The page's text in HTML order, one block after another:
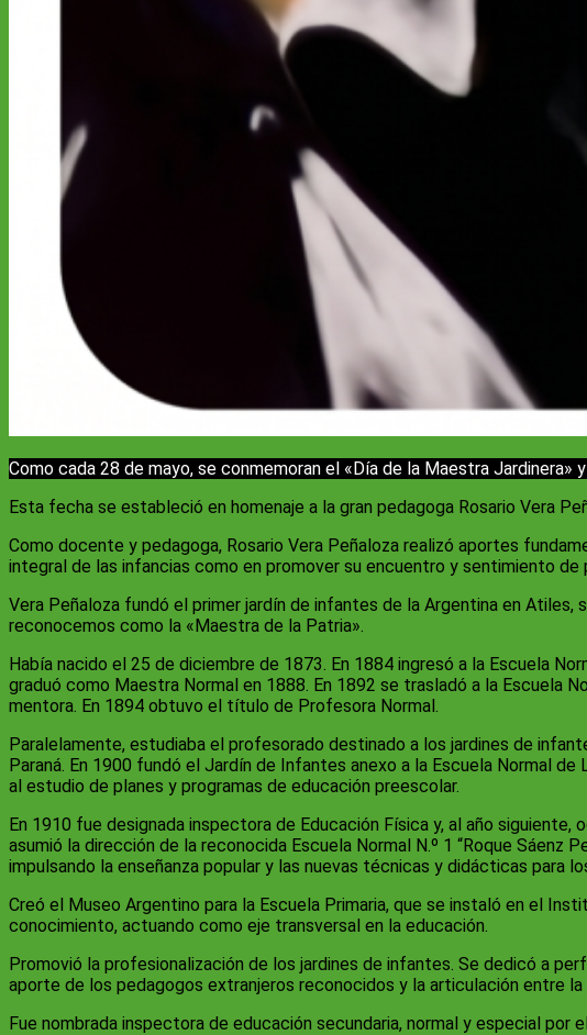
Como cada 28 de mayo, se conmemoran el «Día de la Maestra Jardinera»
Esta fecha se estableció en homenaje a la gran pedagoga Rosario Vera
Como docente y pedagoga, Rosario Vera Peñaloza realizó aportes
integral de las infancias como en promover su encuentro y sentimiento
Vera Peñaloza fundó el primer jardín de infantes de la Argentina en
reconocemos como la «Maestra de la Patria».
Había nacido el 25 de diciembre de 1873. En 1884 ingresó a la Escuela
graduó como Maestra Normal en 1888. En 1892 se trasladó a la Escuela
mentora. En 1894 obtuvo el título de Profesora Normal.
Paralelamente, estudiaba el profesorado destinado a los jardines de
Paraná. En 1900 fundó el Jardín de Infantes anexo a la Escuela Normal
al estudio de planes y programas de educación preescolar.
En 1910 fue designada inspectora de Educación Física y, al año siguiente,
asumió la dirección de la reconocida Escuela Normal N.º 1 “Roque Sáenz
impulsando la enseñanza popular y las nuevas técnicas y didácticas para
Creó el Museo Argentino para la Escuela Primaria, que se instaló en el
conocimiento, actuando como eje transversal en la educación.
Promovió la profesionalización de los jardines de infantes. Se dedicó a
aporte de los pedagogos extranjeros reconocidos y la articulación entre
Fue nombrada inspectora de educación secundaria, normal y especial